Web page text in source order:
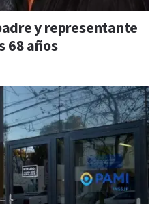
y representante
68 años